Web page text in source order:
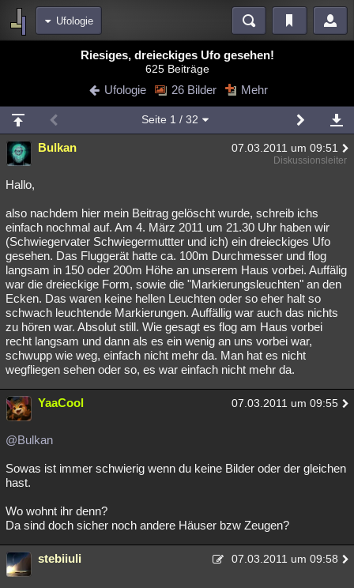
Ufologie
Blogs Videos
Chat Wiki Neuigkeiten
meine Rubriken
Menschen Mystery Kriminalfälle
Spiritualität
Natur Umfragen Unterhaltung
weitere Rubriken
Philosophie Träume Orte Esoterik Literatur
Astronomie Helpdesk Gruppen Gaming Filme
Musik Clash Verbesserungen Allmystery English
Übersichten
Besucht Teilgenommen Alle Neue Geschlossen
Lesenswert
Riesiges, dreieckiges Ufo gesehen!
625 Beiträge
Ufologie 26 Bilder Mehr
Seite 1 / 32
Bulkan 07.03.2011 um 09:51
Diskussionsleiter
Hallo,
also nachdem hier mein Beitrag gelöscht wurde, schreib ichs
einfach nochmal auf. Am 4. März 2011 um 21.30 Uhr haben wir
(Schwiegervater Schwiegermuttter und ich) ein dreieckiges Ufo
gesehen. Das Fluggerät hatte ca. 100m Durchmesser und flog
langsam in 150 oder 200m Höhe an unserem Haus vorbei. Auffälig
war die dreieckige Form, sowie die "Markierungsleuchten" an den
Ecken. Das waren keine hellen Leuchten oder so eher halt so
schwach leuchtende Markierungen. Auffällig war auch das nichts
zu hören war. Absolut still. Wie gesagt es flog am Haus vorbei
recht langsam und dann als es ein wenig an uns vorbei war,
schwupp wie weg, einfach nicht mehr da. Man hat es nicht
wegfliegen sehen oder so, es war einfach nicht mehr da.
YaaCool 07.03.2011 um 09:55
@Bulkan
Sowas ist immer schwierig wenn du keine Bilder oder der gleichen
hast.
Wo wohnt ihr denn?
Da sind doch sicher noch andere Häuser bzw Zeugen?
stebiiuli 07.03.2011 um 09:58